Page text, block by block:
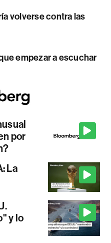
volverse contra las
empezar a escuchar
por
La
y lo